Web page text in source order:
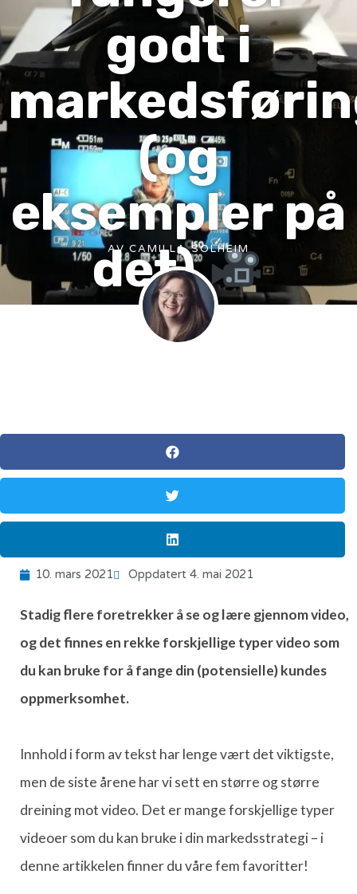
godt i
(og
eksempler på
det)
AV CAMILLA SOLHEIM
10. mars 2021 Oppdatert 4. mai 2021
Stadig flere foretrekker å se og lære gjennom video,
og det finnes en rekke forskjellige typer video som
du kan bruke for å fange din (potensielle) kundes
oppmerksomhet.
Innhold i form av tekst har lenge vært det viktigste,
men de siste årene har vi sett en større og større
dreining mot video. Det er mange forskjellige typer
videoer som du kan bruke i din markedsstrategi – i
denne artikkelen finner du våre fem favoritter!